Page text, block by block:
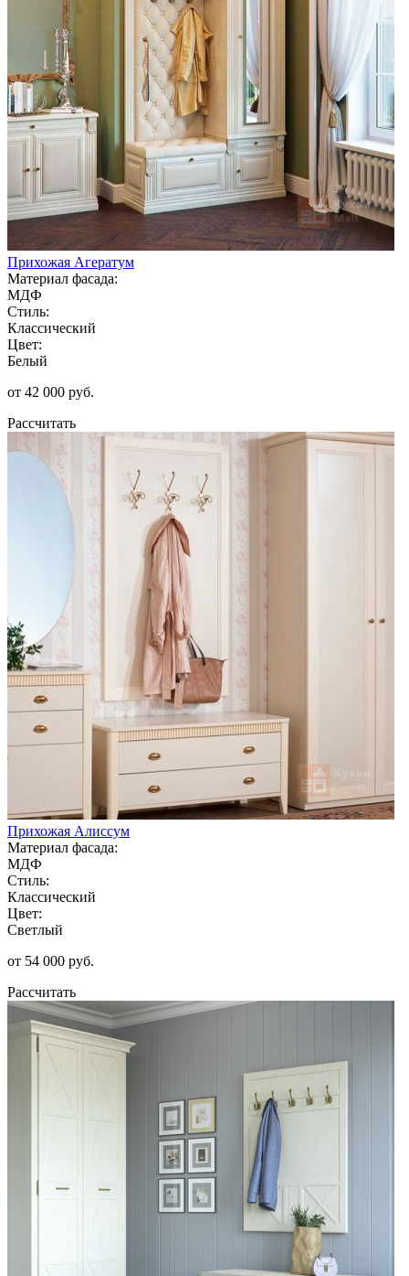
Прихожая Агератум
Материал фасада:
МДФ
Стиль:
Классический
Цвет:
Белый
от 42 000 руб.
Рассчитать
Прихожая Алиссум
Материал фасада:
МДФ
Стиль:
Классический
Цвет:
Светлый
от 54 000 руб.
Рассчитать